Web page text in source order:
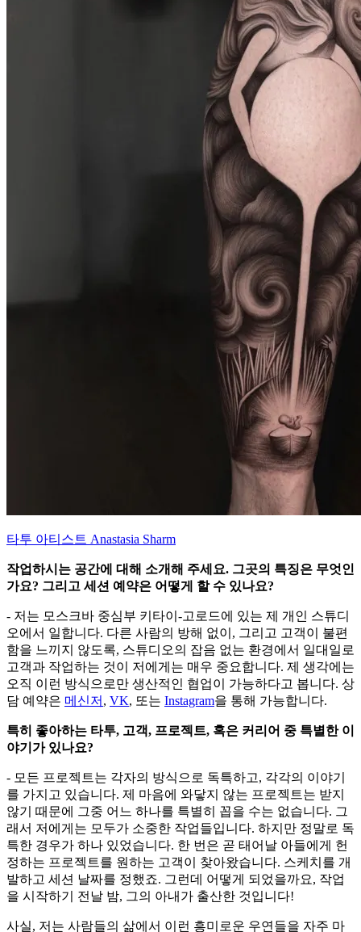
타투 아티스트 Anastasia Sharm
작업하시는 공간에 대해 소개해 주세요. 그곳의 특징은 무엇인
가요? 그리고 세션 예약은 어떻게 할 수 있나요?
- 저는 모스크바 중심부 키타이-고로드에 있는 제 개인 스튜디
오에서 일합니다. 다른 사람의 방해 없이, 그리고 고객이 불편
함을 느끼지 않도록, 스튜디오의 잡음 없는 환경에서 일대일로
고객과 작업하는 것이 저에게는 매우 중요합니다. 제 생각에는
오직 이런 방식으로만 생산적인 협업이 가능하다고 봅니다. 상
담 예약은 메신저 , VK, 또는 Instagram을 통해 가능합니다.
특히 좋아하는 타투, 고객, 프로젝트, 혹은 커리어 중 특별한 이
야기가 있나요?
- 모든 프로젝트는 각자의 방식으로 독특하고, 각각의 이야기
를 가지고 있습니다. 제 마음에 와닿지 않는 프로젝트는 받지
않기 때문에 그중 어느 하나를 특별히 꼽을 수는 없습니다. 그
래서 저에게는 모두가 소중한 작업들입니다. 하지만 정말로 독
특한 경우가 하나 있었습니다. 한 번은 곧 태어날 아들에게 헌
정하는 프로젝트를 원하는 고객이 찾아왔습니다. 스케치를 개
발하고 세션 날짜를 정했죠. 그런데 어떻게 되었을까요, 작업
을 시작하기 전날 밤, 그의 아내가 출산한 것입니다!
사실, 저는 사람들의 삶에서 이런 흥미로운 우연들을 자주 마